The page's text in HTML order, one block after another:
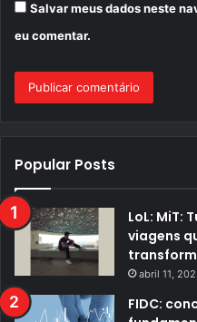
Salvar meus dados neste
eu comentar.
Popular Posts
LoL: MiT:
viagens
abril 11,
FIDC: